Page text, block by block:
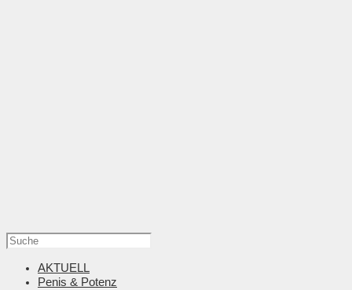
AKTUELL
Penis & Potenz